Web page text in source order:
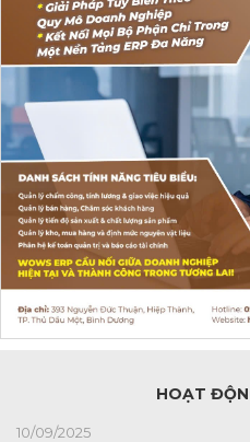
HOẠT
10/09/2025